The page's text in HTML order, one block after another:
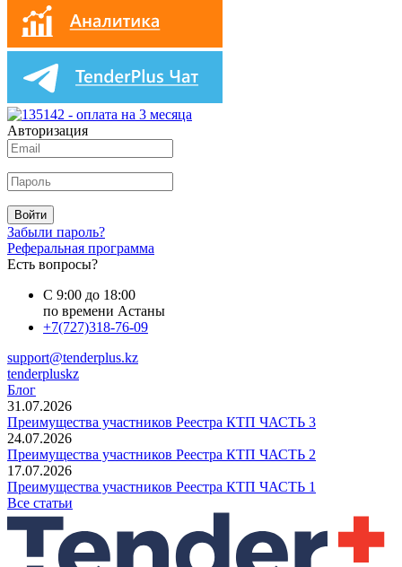
Авторизация
Войти
Забыли пароль?
Реферальная программа
Есть вопросы?
С 9:00 до 18:00
по времени Астаны
+7(727)318-76-09
support@tenderplus.kz
tenderpluskz
Блог
31.07.2026
Преимущества участников Реестра КТП ЧАСТЬ 3
24.07.2026
Преимущества участников Реестра КТП ЧАСТЬ 2
17.07.2026
Преимущества участников Реестра КТП ЧАСТЬ 1
Все статьи